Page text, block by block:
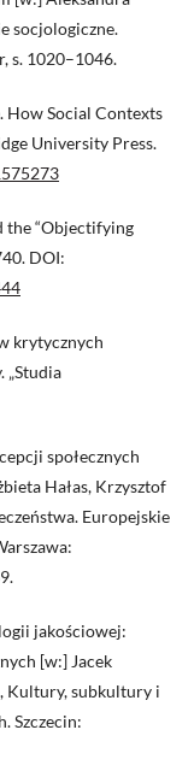
socjologiczne.
s. 1020–1046.
How Social Contexts
University Press.
the “Objectifying
DOI:
krytycznych
„Studia
społecznych
Hałas, Krzysztof
Europejskie
jakościowej:
[w:] Jacek
Kultury, subkultury i
Szczecin: